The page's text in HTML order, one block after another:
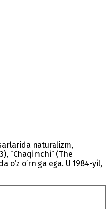
naturalizm,
“Chaqimchi” (The
o’z o’rniga ega. U 1984-yil,